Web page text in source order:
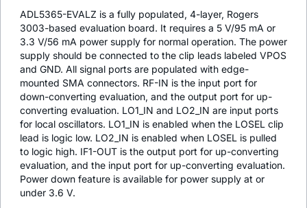
ADL5365-EVALZ is a fully populated, 4-layer, Rogers
3003-based evaluation board. It requires a 5 V/95 mA or
3.3 V/56 mA power supply for normal operation. The power
supply should be connected to the clip leads labeled VPOS
and GND. All signal ports are populated with edge-
mounted SMA connectors. RF-IN is the input port for
down-converting evaluation, and the output port for up-
converting evaluation. LO1_IN and LO2_IN are input ports
for local oscillators. LO1_IN is enabled when the LOSEL clip
lead is logic low. LO2_IN is enabled when LOSEL is pulled
to logic high. IF1-OUT is the output port for up-converting
evaluation, and the input port for up-converting evaluation.
Power down feature is available for power supply at or
under 3.6 V.